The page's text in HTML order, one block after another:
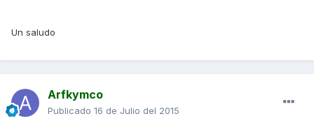
Un saludo
Arfkymco
Publicado 16 de Julio del 2015